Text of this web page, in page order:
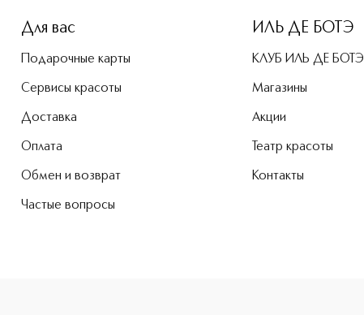
Для вас
Подарочные карты
Сервисы красоты
Доставка
Оплата
Обмен и возврат
Частые вопросы
ИЛЬ ДЕ БОТЭ
КЛУБ ИЛЬ ДЕ БОТЭ
Магазины
Акции
Театр красоты
Контакты